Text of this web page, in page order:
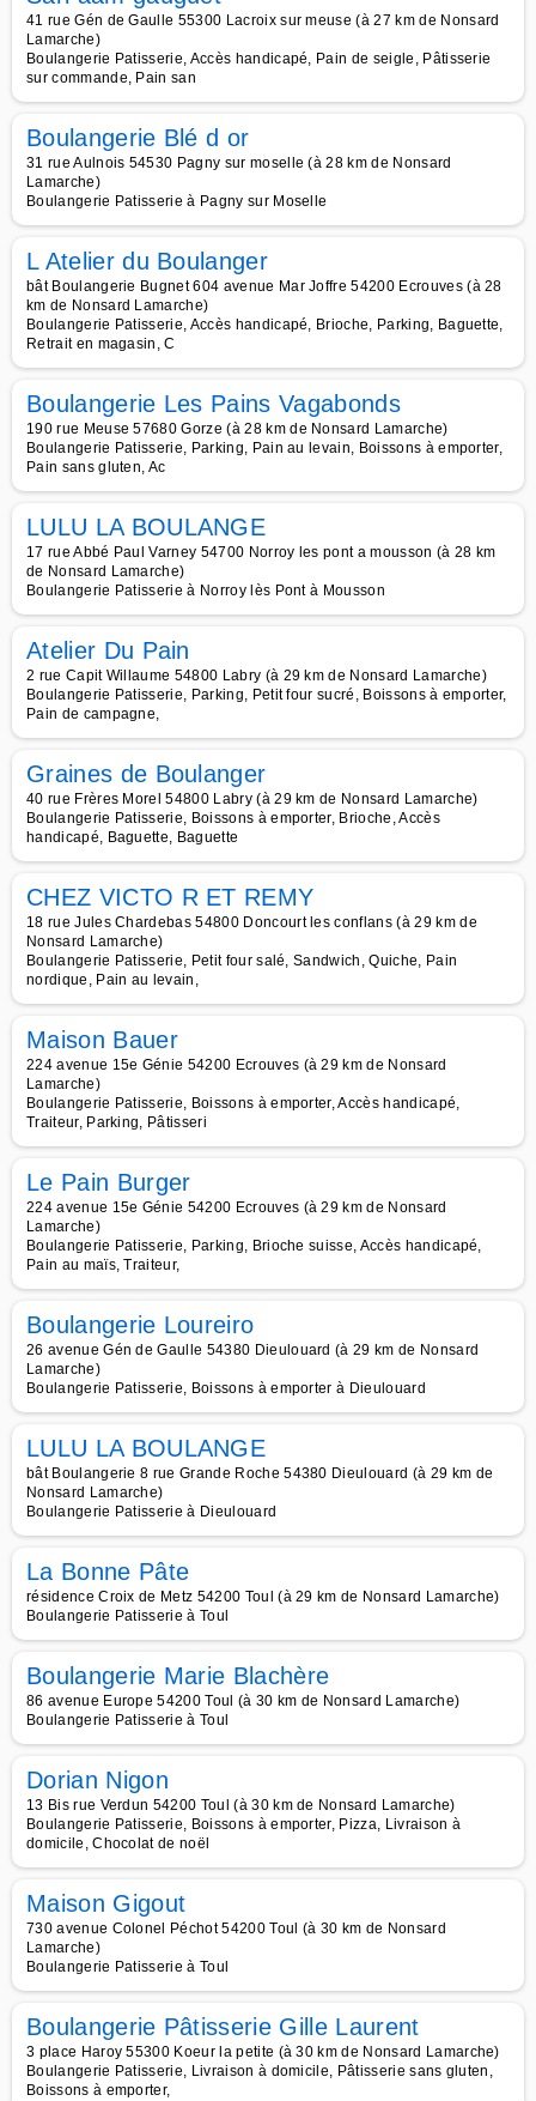
41 rue Gén de Gaulle 55300 Lacroix sur meuse (à 27 km de Nonsard
Lamarche)
Boulangerie Patisserie, Accès handicapé, Pain de seigle, Pâtisserie
sur commande, Pain san
Boulangerie Blé d or
31 rue Aulnois 54530 Pagny sur moselle (à 28 km de Nonsard
Lamarche)
Boulangerie Patisserie à Pagny sur Moselle
L Atelier du Boulanger
bât Boulangerie Bugnet 604 avenue Mar Joffre 54200 Ecrouves (à 28
km de Nonsard Lamarche)
Boulangerie Patisserie, Accès handicapé, Brioche, Parking, Baguette,
Retrait en magasin, C
Boulangerie Les Pains Vagabonds
190 rue Meuse 57680 Gorze (à 28 km de Nonsard Lamarche)
Boulangerie Patisserie, Parking, Pain au levain, Boissons à emporter,
Pain sans gluten, Ac
LULU LA BOULANGE
17 rue Abbé Paul Varney 54700 Norroy les pont a mousson (à 28 km
de Nonsard Lamarche)
Boulangerie Patisserie à Norroy lès Pont à Mousson
Atelier Du Pain
2 rue Capit Willaume 54800 Labry (à 29 km de Nonsard Lamarche)
Boulangerie Patisserie, Parking, Petit four sucré, Boissons à emporter,
Pain de campagne,
Graines de Boulanger
40 rue Frères Morel 54800 Labry (à 29 km de Nonsard Lamarche)
Boulangerie Patisserie, Boissons à emporter, Brioche, Accès
handicapé, Baguette, Baguette
CHEZ VICTO R ET REMY
18 rue Jules Chardebas 54800 Doncourt les conflans (à 29 km de
Nonsard Lamarche)
Boulangerie Patisserie, Petit four salé, Sandwich, Quiche, Pain
nordique, Pain au levain,
Maison Bauer
224 avenue 15e Génie 54200 Ecrouves (à 29 km de Nonsard
Lamarche)
Boulangerie Patisserie, Boissons à emporter, Accès handicapé,
Traiteur, Parking, Pâtisseri
Le Pain Burger
224 avenue 15e Génie 54200 Ecrouves (à 29 km de Nonsard
Lamarche)
Boulangerie Patisserie, Parking, Brioche suisse, Accès handicapé,
Pain au maïs, Traiteur,
Boulangerie Loureiro
26 avenue Gén de Gaulle 54380 Dieulouard (à 29 km de Nonsard
Lamarche)
Boulangerie Patisserie, Boissons à emporter à Dieulouard
LULU LA BOULANGE
bât Boulangerie 8 rue Grande Roche 54380 Dieulouard (à 29 km de
Nonsard Lamarche)
Boulangerie Patisserie à Dieulouard
La Bonne Pâte
résidence Croix de Metz 54200 Toul (à 29 km de Nonsard Lamarche)
Boulangerie Patisserie à Toul
Boulangerie Marie Blachère
86 avenue Europe 54200 Toul (à 30 km de Nonsard Lamarche)
Boulangerie Patisserie à Toul
Dorian Nigon
13 Bis rue Verdun 54200 Toul (à 30 km de Nonsard Lamarche)
Boulangerie Patisserie, Boissons à emporter, Pizza, Livraison à
domicile, Chocolat de noël
Maison Gigout
730 avenue Colonel Péchot 54200 Toul (à 30 km de Nonsard
Lamarche)
Boulangerie Patisserie à Toul
Boulangerie Pâtisserie Gille Laurent
3 place Haroy 55300 Koeur la petite (à 30 km de Nonsard Lamarche)
Boulangerie Patisserie, Livraison à domicile, Pâtisserie sans gluten,
Boissons à emporter,